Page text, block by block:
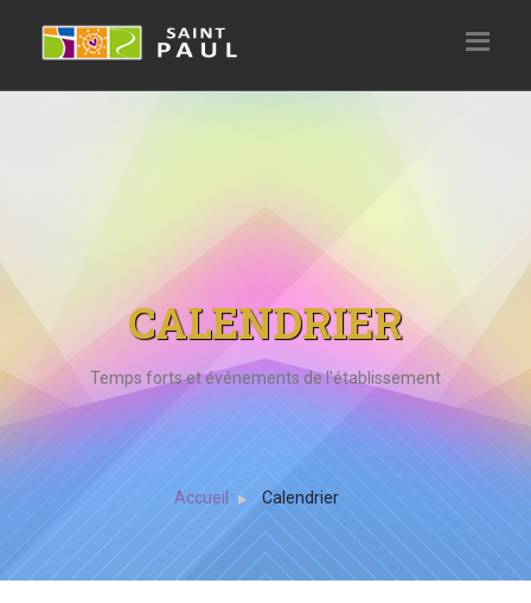
CALENDRIER
Temps forts et événements de l'établissement
Accueil Calendrier